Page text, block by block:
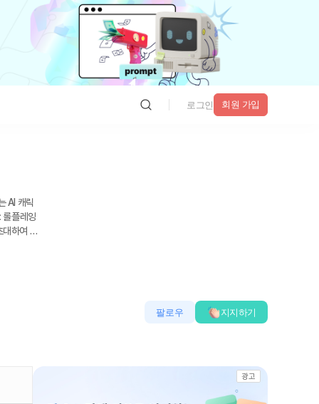
로그인 회원 가입
롤플레잉
하여 함
): 캐릭
를 만
팔로우 지지하기
광고